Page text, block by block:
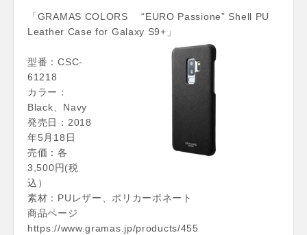
「GRAMAS COLORS “EURO Passione” Shell PU
Leather Case for Galaxy S9+」
型番：CSC-
61218
カラー：
Black、Navy
発売日：2018
年5月18日
売価：各
3,500円(税
込）
素材：PUレザー、ポリカーボネート
商品ページ
https://www.gramas.jp/products/455